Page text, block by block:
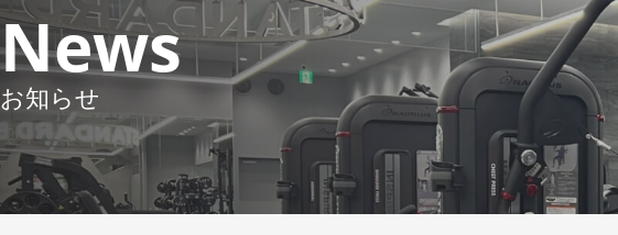
News
お知らせ